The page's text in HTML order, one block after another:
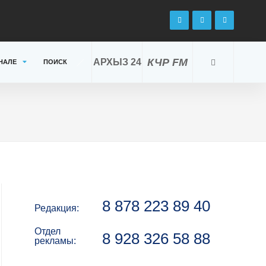
КЧР FM
АРХЫЗ 24
ПОИСК
Редакция: 8 878 223 89 40
Отдел
рекламы:
8 928 326 58 88